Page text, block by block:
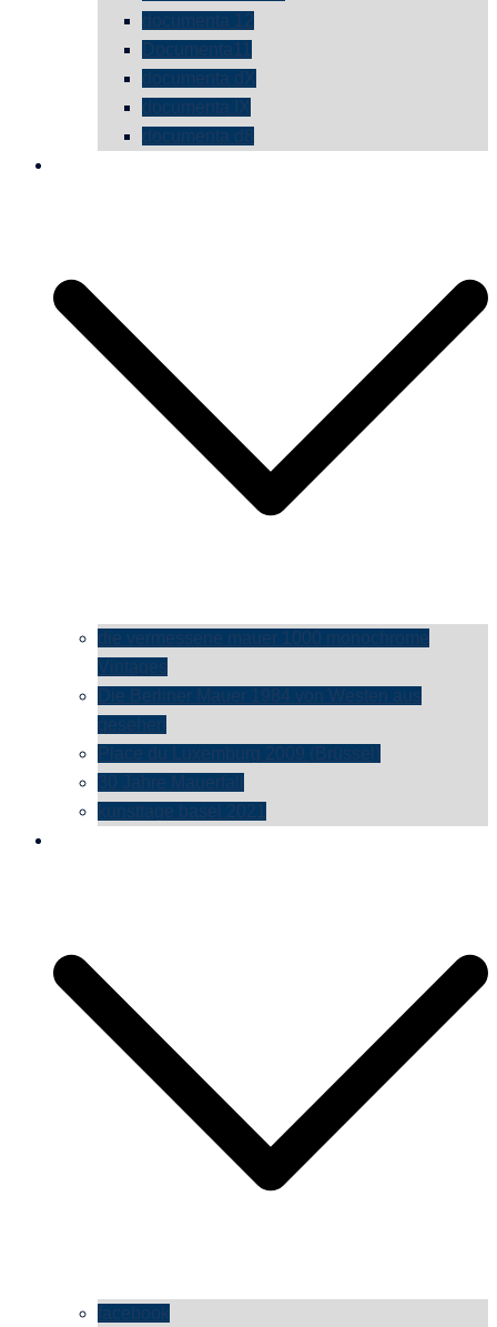
documenta 12
Documenta11
documenta dX
documenta IX
documenta d8
die vermessene mauer 1000 monochrome
Vintages
Die Berliner Mauer 1984 von Westen aus
gesehen
Place du Luxemburg 2009 (Brüssel)
30 Jahre Mauerfall
kunsttage basel 2021
facebook